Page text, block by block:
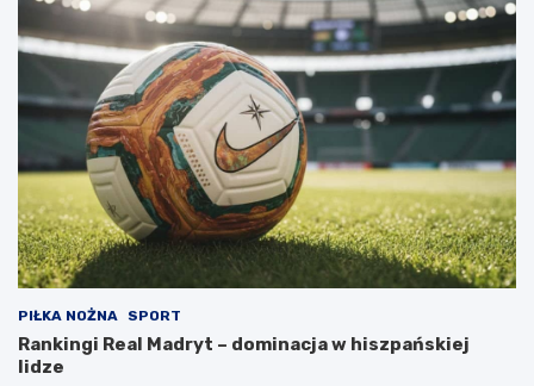
PIŁKA NOŻNA SPORT
Rankingi Real Madryt – dominacja w hiszpańskiej
lidze